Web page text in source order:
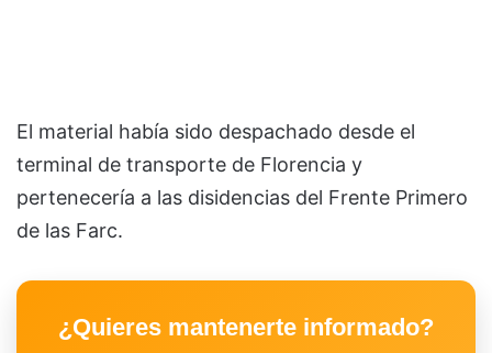
El material había sido despachado desde el
terminal de transporte de Florencia y
pertenecería a las disidencias del Frente Primero
de las Farc.
¿Quieres mantenerte informado?